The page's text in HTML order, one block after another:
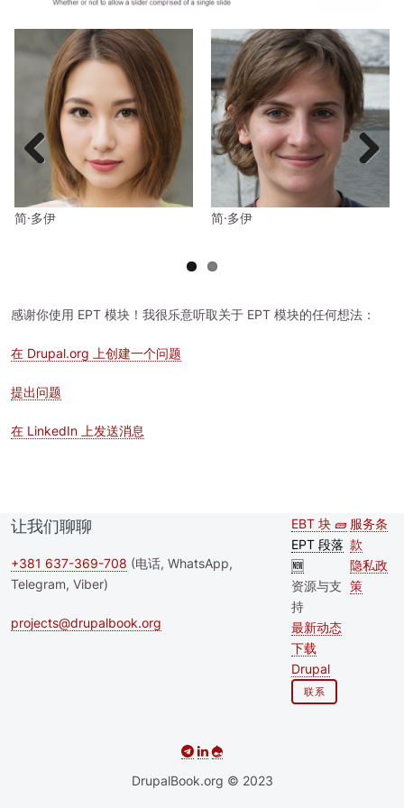
简·多伊 简·多伊
Previous Next
感谢你使用 EPT 模块！我很乐意听取关于 EPT 模块的任何想法：
在 Drupal.org 上创建一个问题
提出问题
在 LinkedIn 上发送消息
让我们聊聊
+381 637-369-708 (电话, WhatsApp,
Telegram, Viber)
projects@drupalbook.org
Second
footer
menu
EBT 块 🧱
EPT 段落
🆕
资源与支
持
最新动态
下载
Drupal
联系
服务条
款
隐私政
策
DrupalBook.org © 2023